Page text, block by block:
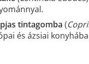
tintagomba(
és ázsiai